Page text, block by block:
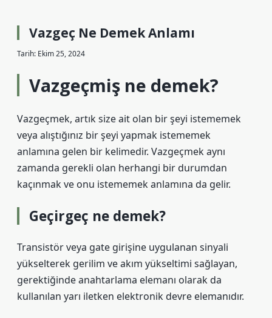
Vazgeç Ne Demek Anlamı
Tarih: Ekim 25, 2024
Vazgeçmiş ne demek?
Vazgeçmek, artık size ait olan bir şeyi istememek
veya alıştığınız bir şeyi yapmak istememek
anlamına gelen bir kelimedir. Vazgeçmek aynı
zamanda gerekli olan herhangi bir durumdan
kaçınmak ve onu istememek anlamına da gelir.
Geçirgeç ne demek?
Transistör veya gate girişine uygulanan sinyali
yükselterek gerilim ve akım yükseltimi sağlayan,
gerektiğinde anahtarlama elemanı olarak da
kullanılan yarı iletken elektronik devre elemanıdır.